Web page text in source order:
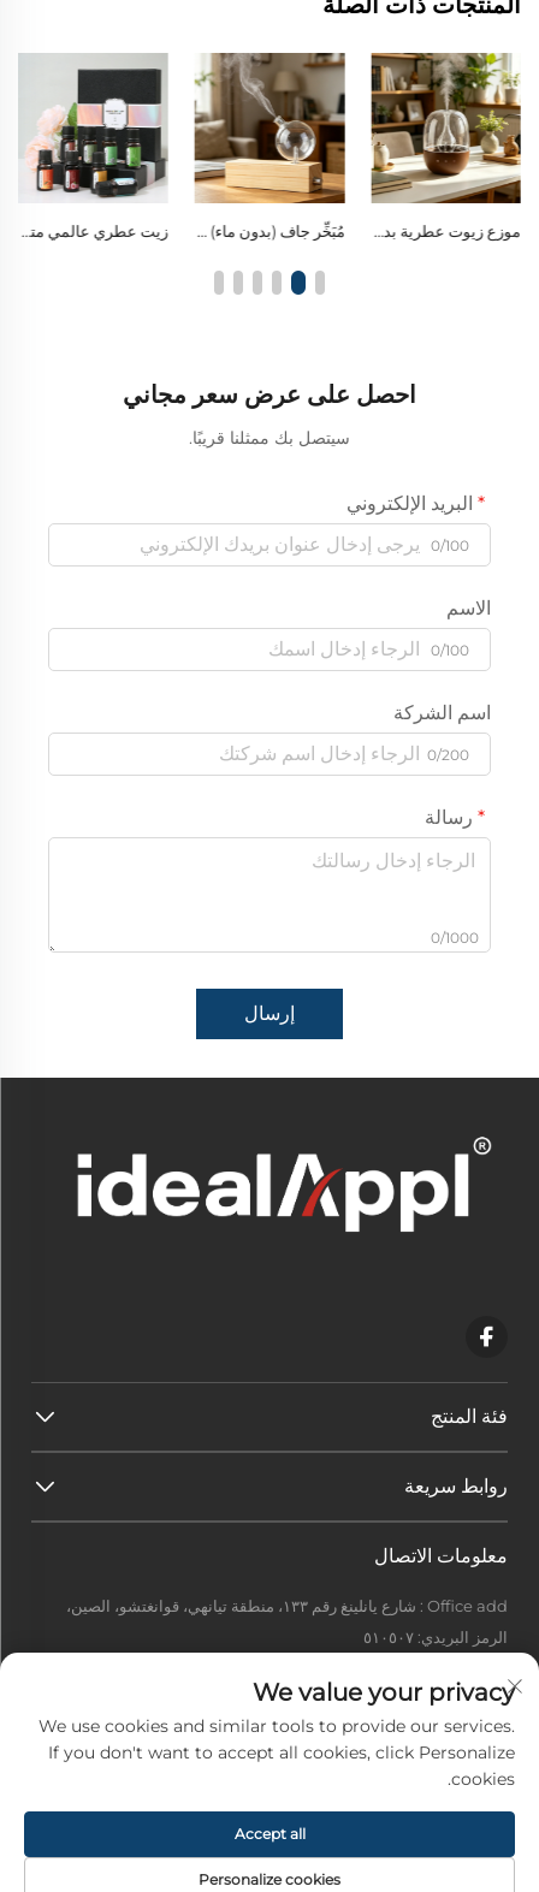
مُبَخِّر جاف (بدون ماء) مصنوع من خشب صلب طبيعي وزيجاج بوروسيليكات، ومزود بمقبض تحكم معدني، ومُخصَّص للزيوت الأساسية النقية لإنتاج ضباب بارد في العلاج العطري زيت عطري عالمي متوافق مع جميع المبخرات فوق الصوتية زيوت عطرية طبيعية متعددة الاستخدامات للعلاج العطري المنزلي، وتنقية رائحة السيارة، وصنع الحرف اليدوية المعطَّرة ذاتيًا
احصل على عرض سعر مجاني
سيتصل بك ممثلنا قريبًا.
البريد الإلكتروني
0/100
الاسم
0/100
اسم الشركة
0/200
رسالة
0/1000
إرسال
فئة المنتج
روابط سريعة
معلومات الاتصال
Office add : شارع يانلينغ رقم ١٣٣، منطقة تيانهي، قوانغتشو، الصين،
الرمز البريدي: ٥١٠٥٠٧
+86-13922415049
We value your privacy
We use cookies and similar tools to provide our services.
If you don't want to accept all cookies, click Personalize
cookies.
Personalize cookies
Accept all